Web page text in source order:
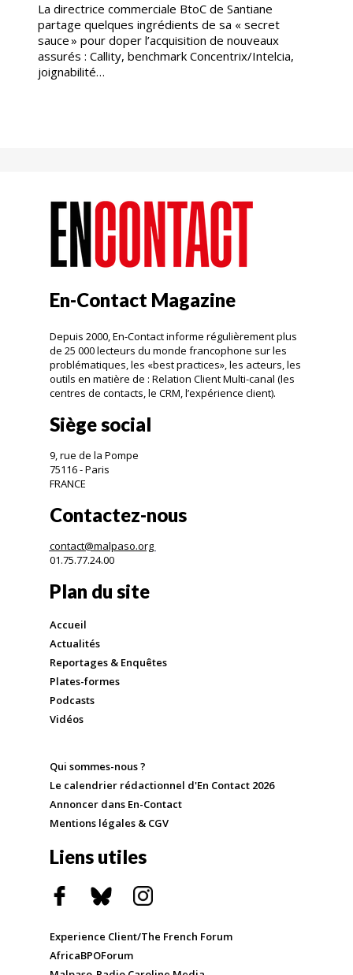
La directrice commerciale BtoC de Santiane
partage quelques ingrédients de sa « secret
sauce » pour doper l’acquisition de nouveaux
assurés : Callity, benchmark Concentrix/Intelcia,
joignabilité…
En-Contact Magazine
Depuis 2000, En-Contact informe régulièrement plus
de 25 000 lecteurs du monde francophone sur les
problématiques, les «best practices», les acteurs, les
outils en matière de : Relation Client Multi-canal (les
centres de contacts, le CRM, l’expérience client).
Siège social
9, rue de la Pompe
75116 - Paris
FRANCE
Contactez-nous
contact@malpaso.org
01.75.77.24.00
Plan du site
Accueil
Actualités
Reportages & Enquêtes
Plates-formes
Podcasts
Vidéos
Qui sommes-nous ?
Le calendrier rédactionnel d'En Contact 2026
Annoncer dans En-Contact
Mentions légales & CGV
Liens utiles
Experience Client/The French Forum
AfricaBPOForum